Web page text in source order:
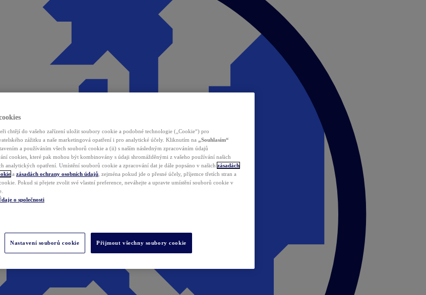
chtějí do vašeho zařízení uložit soubory cookie a podobné technologie („Cookie“) pro
zážitku a naše marketingová opatření i pro analytické účely. Kliknutím na „Souhlasím“
a používáním všech souborů cookie a (ii) s naším následným zpracováním údajů
cookies, které pak mohou být kombinovány s údaji shromážděnými z vašeho používání našich
analytických opatření. Umístění souborů cookie a zpracování dat je dále popsáno v našich zásadách
a zásadách ochrany osobních údajů , zejména pokud jde o přesné účely, příjemce třetích stran a
Pokud si přejete zvolit své vlastní preference, neváhejte a upravte umístění souborů cookie v
o společnosti
Nastavení souborů cookie Přijmout všechny soubory cookie